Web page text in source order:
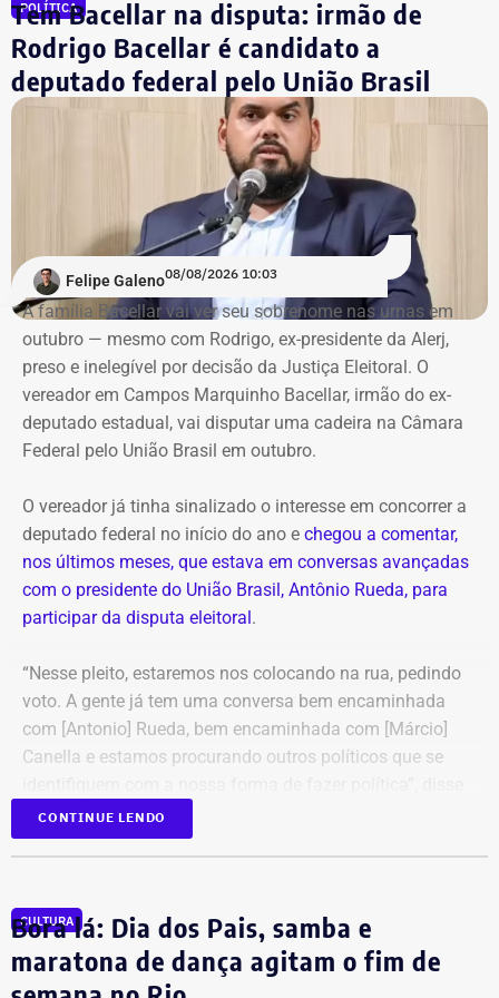
POLÍTICA
Tem Bacellar na disputa: irmão de
Rodrigo Bacellar é candidato a
deputado federal pelo União Brasil
Felipe Galeno08/08/2026 10:03
A família Bacellar vai ver seu sobrenome nas urnas em
outubro — mesmo com Rodrigo, ex-presidente da Alerj,
preso e inelegível por decisão da Justiça Eleitoral. O
vereador em Campos Marquinho Bacellar, irmão do ex-
deputado estadual, vai disputar uma cadeira na Câmara
Federal pelo União Brasil em outubro.
O vereador já tinha sinalizado o interesse em concorrer a
deputado federal no início do ano e chegou a comentar,
nos últimos meses, que estava em conversas avançadas
com o presidente do União Brasil, Antônio Rueda, para
participar da disputa eleitoral.
“Nesse pleito, estaremos nos colocando na rua, pedindo
voto. A gente já tem uma conversa bem encaminhada
com [Antonio] Rueda, bem encaminhada com [Márcio]
Canella e estamos procurando outros políticos que se
Marquinho Bacellar, durante sessão da Câmara de
Campos.
Patrimônio de Marquinho Bacellar foi
de R$ 25 mil a mais de R$ 800 mil
CONTINUE LENDO
CULTURA
Bora lá: Dia dos Pais, samba e
maratona de dança agitam o fim de